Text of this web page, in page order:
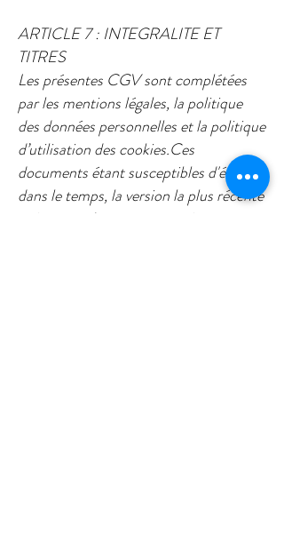
ARTICLE 7 : INTEGRALITE ET
TITRES
​Les présentes CGV sont complétées
par les mentions légales, la politique
des données personnelles et la politique
d’utilisation des cookies.Ces
documents étant susceptibles d'évoluer
dans le temps, la version la plus récente
prévaut sur les versions antérieures.